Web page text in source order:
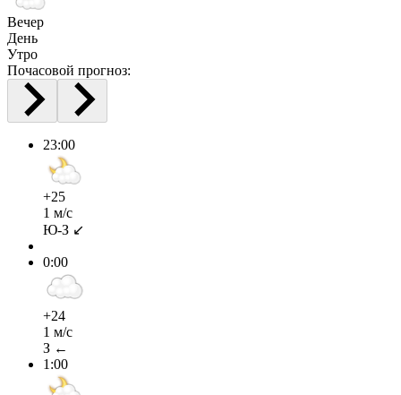
Вечер
День
Утро
Почасовой прогноз:
23:00
+25
1 м/с
Ю-З ↙
0:00
+24
1 м/с
З ←
1:00